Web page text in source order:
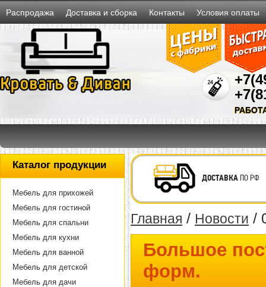
Распродажа Доставка и сборка Контакты Условия оплаты
Каталог продукции
Мебель для прихожей
Мебель для гостиной
Мебель для спальни
Мебель для кухни
Мебель для ванной
Мебель для детской
Мебель для дачи
ДОСТАВКАПО РФ
Главная / Новости /
Большое
форм.